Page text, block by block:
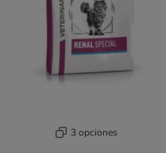
3 opciones